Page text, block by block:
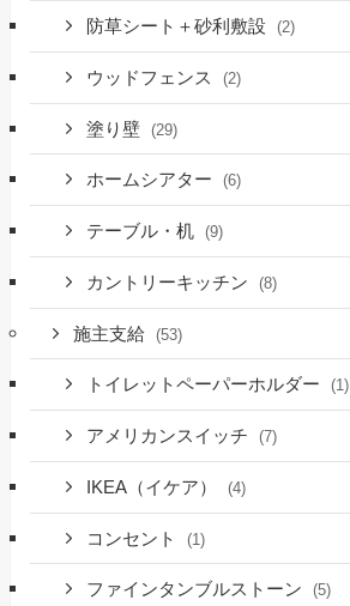
防草シート＋砂利敷設 (2)
ウッドフェンス (2)
塗り壁 (29)
ホームシアター (6)
テーブル・机 (9)
カントリーキッチン (8)
施主支給 (53)
トイレットペーパーホルダー (1)
アメリカンスイッチ (7)
IKEA（イケア） (4)
コンセント (1)
ファインタンブルストーン (5)